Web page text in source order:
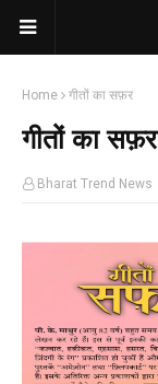
Home गीतों का सफ़र
गीतों का सफ़र
Bharat Trend News